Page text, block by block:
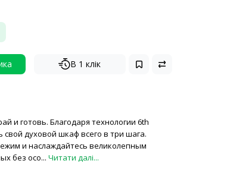
В 1 клік
и готовь. Благодаря технологии 6th
духовой шкаф всего в три шага.
и наслаждайтесь великолепным
без осо... Читати далі...